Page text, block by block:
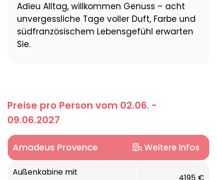
Adieu Alltag, willkommen Genuss – acht
unvergessliche Tage voller Duft, Farbe und
südfranzösischem Lebensgefühl erwarten
Sie.
Preise pro Person vom 02.06. -
09.06.2027
Amadeus Provence Weitere Infos
Erleben Sie eine unvergessliche
Außenkabine mit